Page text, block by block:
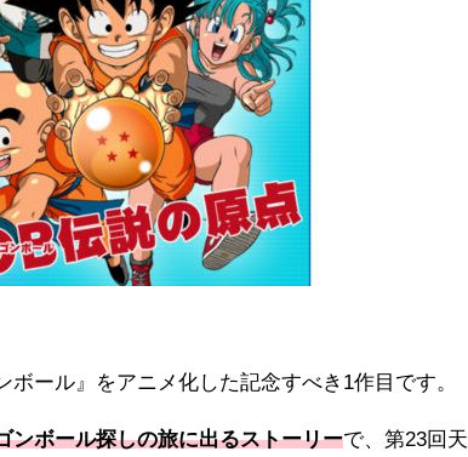
ール』をアニメ化した記念すべき1作目です。
ンボール探しの旅に出るストーリーで、第23回天